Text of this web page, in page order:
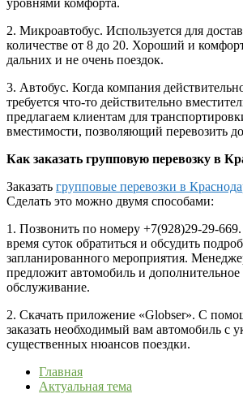
2. Микроавтобус. Используется для
количестве от 8 до 20. Хороший и
дальних и не очень поездок.
3. Автобус. Когда компания
требуется что-то действительно
предлагаем клиентам для
вместимости, позволяющий перевозить
Как заказать групповую перевозку в
Заказать групповые перевозки в
Сделать это можно двумя способами:
1. Позвонить по номеру +7(928)29-29-
время суток обратиться и обсудить
запланированного мероприятия.
предложит автомобиль и дополнительное
обслуживание.
2. Скачать приложение «Globser». С
заказать необходимый вам автомобиль с
существенных нюансов поездки.
Главная
Актуальная тема